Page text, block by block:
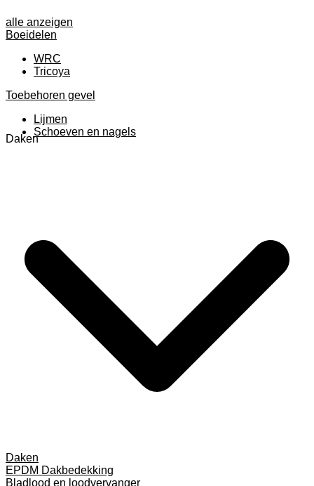
alle anzeigen
Boeidelen
WRC
Tricoya
Toebehoren gevel
Lijmen
Schoeven en nagels
Daken
Daken
EPDM Dakbedekking
Bladlood en loodvervanger